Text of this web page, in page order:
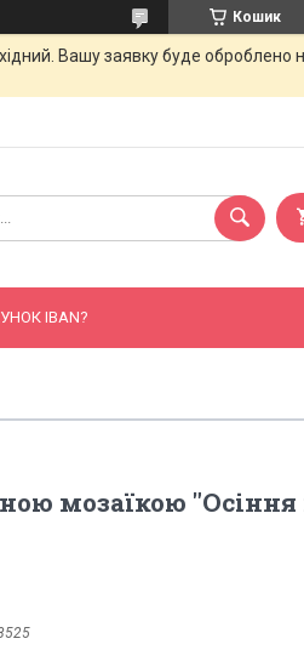
Кошик
Вашу заявку буде
IBAN?
мозаїкою "Осіння